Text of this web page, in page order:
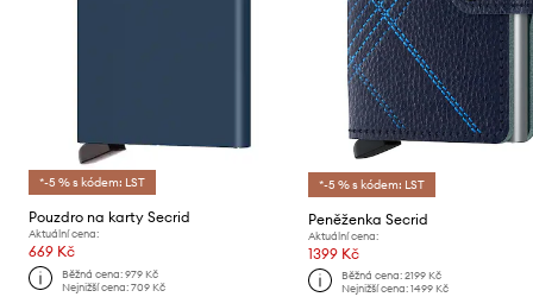
*-5 % s kódem: LST
Pouzdro na karty Secrid
Aktuální cena:
669 Kč
Běžná cena:979 Kč
Nejnižší cena:709 Kč
*-5 % s kódem: LST
Peněženka Secrid
Aktuální cena:
1399 Kč
Běžná cena: 2199 Kč
Nejnižší cena: 1499 Kč